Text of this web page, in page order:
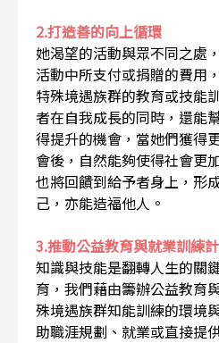
2.打造善的向上循環
她渴望的活動與眾不同之處
活動中所支付或捐贈的費用
特殊境遇族群的教育或技能
者在自我成長的同時，還能
得提升的機會，當她們獲得
會後，自然能夠使得社會更
也將回饋到給予者身上，形
己，亦能造福他人。
3.推動公益教育與就業訓練
知識與技能是翻轉人生的關
育，我們藉由籌辦公益教育
殊境遇族群知能訓練的環境
助職涯規劃、就業或直接提